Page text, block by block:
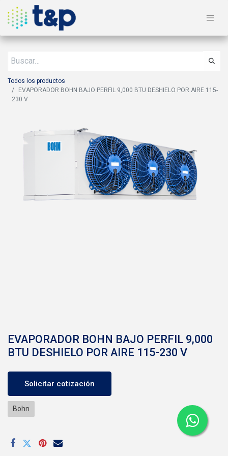
Todos los productos
EVAPORADOR BOHN BAJO PERFIL 9,000 BTU DESHIELO POR AIRE 115-
230 V
EVAPORADOR BOHN BAJO PERFIL 9,000
BTU DESHIELO POR AIRE 115-230 V
Solicitar cotización
Bohn